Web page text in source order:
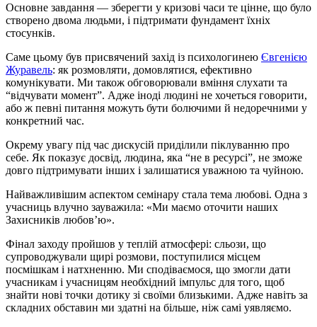
Основне завдання — зберегти у кризові часи те цінне, що було
створено двома людьми, і підтримати фундамент їхніх
стосунків.
Саме цьому був присвячений захід із психологинею Євгенією
Журавель: як розмовляти, домовлятися, ефективно
комунікувати. Ми також обговорювали вміння слухати та
“відчувати момент”. Адже іноді людині не хочеться говорити,
або ж певні питання можуть бути болючими й недоречними у
конкретний час.
Окрему увагу під час дискусій приділили піклуванню про
себе. Як показує досвід, людина, яка “не в ресурсі”, не зможе
довго підтримувати інших і залишатися уважною та чуйною.
Найважливішим аспектом семінару стала тема любові. Одна з
учасниць влучно зауважила: «Ми маємо оточити наших
Захисників любов’ю».
Фінал заходу пройшов у теплій атмосфері: сльози, що
супроводжували щирі розмови, поступилися місцем
посмішкам і натхненню. Ми сподіваємося, що змогли дати
учасникам і учасницям необхідний імпульс для того, щоб
знайти нові точки дотику зі своїми близькими. Адже навіть за
складних обставин ми здатні на більше, ніж самі уявляємо.